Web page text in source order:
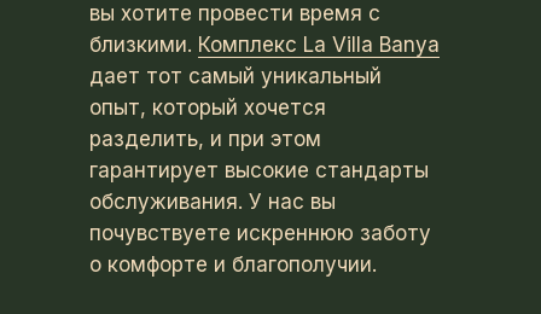
вы хотите провести время с
близкими. Комплекс La Villa Banya
дает тот самый уникальный
опыт, который хочется
разделить, и при этом
гарантирует высокие стандарты
обслуживания. У нас вы
почувствуете искреннюю заботу
о комфорте и благополучии.